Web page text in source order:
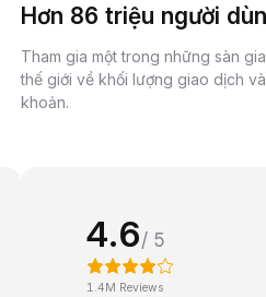
Hơn 86 triệu người
Tham gia một trong những sàn
thế giới về khối lượng giao dịch
khoản.
4.6/ 5
1.4M Reviews